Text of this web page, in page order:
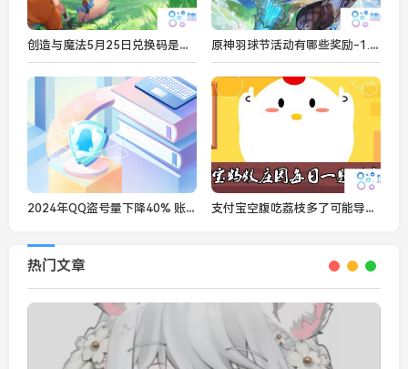
创造与魔法5月25日兑换码是什么-2021年5月25日礼包兑换码领取 原神羽球节活动有哪些奖励-1.6羽球节活动奖励内容一览
2024年QQ盗号量下降40% 账号找回成功率提升17%! 支付宝空腹吃荔枝多了可能导致低血糖，这种说法-蚂蚁庄园2021年5月23日每日一题答案
热门文章